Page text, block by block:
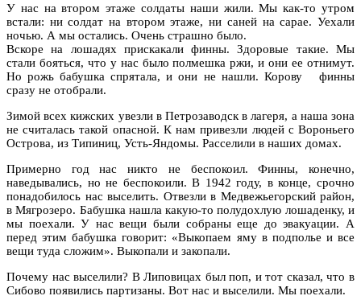
У нас на втором этаже солдаты наши жили. Мы как-то утром
встали: ни солдат на втором этаже, ни саней на сарае. Уехали
ночью. А мы остались. Очень страшно было.
Вскоре на лошадях прискакали финны. Здоровые такие. Мы
стали бояться, что у нас было полмешка ржи, и они ее отнимут.
Но рожь бабушка спрятала, и они не нашли. Корову финны
сразу не отобрали.
Зимой всех кижских увезли в Петрозаводск в лагеря, а наша зона
не считалась такой опасной. К нам привезли людей с Вороньего
Острова, из Типиниц, Усть-Яндомы. Расселили в наших домах.
Примерно год нас никто не беспокоил. Финны, конечно,
наведывались, но не беспокоили. В 1942 году, в конце, срочно
понадобилось нас выселить. Отвезли в Медвежьегорский район,
в Мягрозеро. Бабушка нашла какую-то полудохлую лошаденку, и
мы поехали. У нас вещи были собраны еще до эвакуации. А
перед этим бабушка говорит: «Выкопаем яму в подполье и все
вещи туда сложим». Выкопали и закопали.
Почему нас выселили? В Липовицах был поп, и тот сказал, что в
Сибово появились партизаны. Вот нас и выселили. Мы поехали.